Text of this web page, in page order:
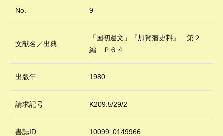
No. 9
文献名／出典
「国初遺文」『加賀藩史料』 第２
編 Ｐ６４
出版年 1980
請求記号 K209.5/29/2
書誌ID 1009910149966